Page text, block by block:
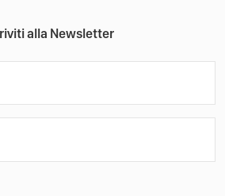
alla Newsletter